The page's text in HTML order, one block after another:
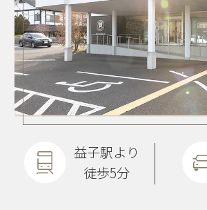
益子駅より
徒歩5分